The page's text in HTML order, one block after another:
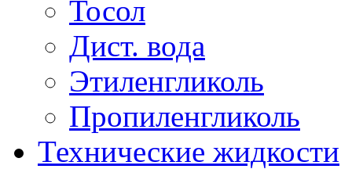
Тосол
Дист. вода
Этиленгликоль
Пропиленгликоль
Технические жидкости